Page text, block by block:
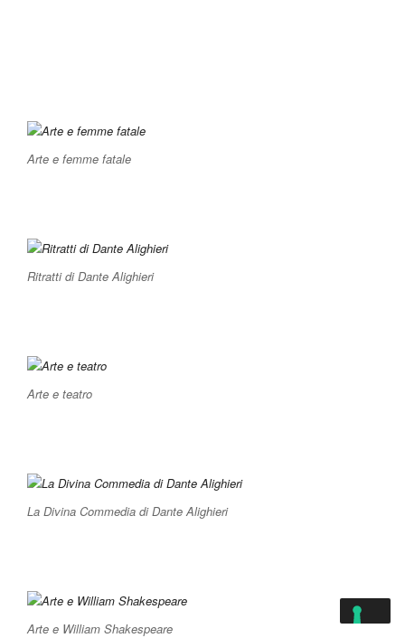
Arte e femme fatale
Ritratti di Dante Alighieri
Arte e teatro
La Divina Commedia di Dante Alighieri
Arte e William Shakespeare